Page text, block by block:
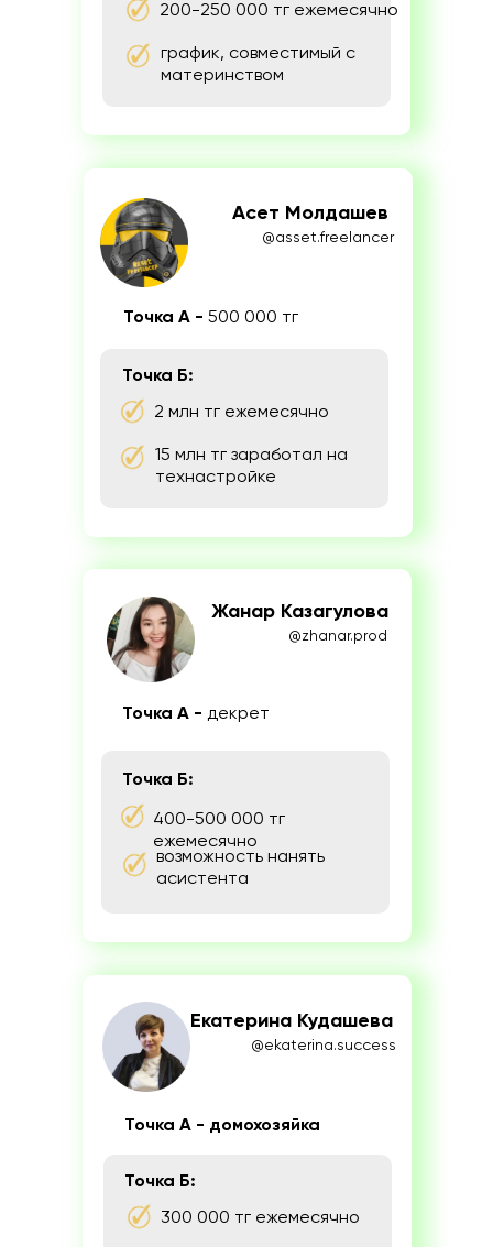
200-250 000 тг ежемесячно
график, совместимый с
материнством
Асет Молдашев
2 млн тг ежемесячно
15 млн тг заработал на
технастройке
@asset.freelancer
Точка А - 500 000 тг
Точка Б:
Жанар Казагулова
@zhanar.prod
Екатерина Кудашева
@ekaterina.success
Точка А - декрет
Точка А - домохозяйка
300 000 тг ежемесячно
Точка Б:
400-500 000 тг
ежемесячно
возможность нанять
асистента
Точка Б: